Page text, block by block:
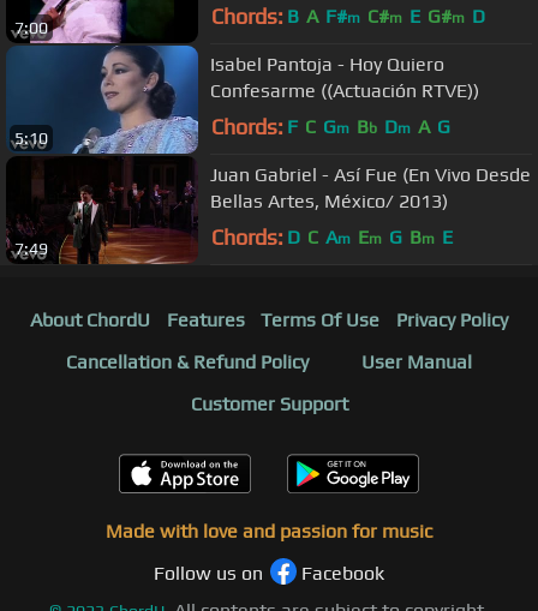
7:00
Bellas Artes])
Chords: B A F#m C#m E G#m D
5:10
Isabel Pantoja - Hoy Quiero
Confesarme ((Actuación RTVE))
Chords: F C Gm Bb Dm A G
7:49
Juan Gabriel - Así Fue (En Vivo Desde
Bellas Artes, México/ 2013)
Chords: D C Am Em G Bm E
About ChordU Features Terms Of Use
Privacy Policy
Cancellation & Refund Policy
User Manual
Customer Support
Made with love and passion for music
Follow us on
Facebook